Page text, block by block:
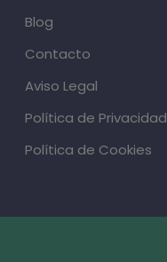
Blog
Contacto
Aviso Legal
Política de Privacidad
Política de Cookies